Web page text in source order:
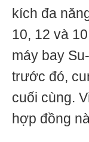
kích đa
10, 12 và
máy bay
trước đó,
cuối cùng.
hợp đồng